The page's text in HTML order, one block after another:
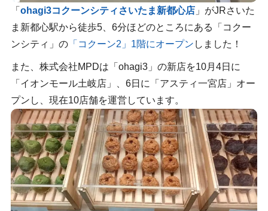
「 ohagi3コクーンシティさいたま新都心店」がJRさいた
ま新都心駅から徒歩5、6分ほどのところにある「コクー
ンシティ」の「コクーン2」1階にオープン しました！
また、株式会社MPDは「ohagi3」の新店を10月4日に
「イオンモール土岐店」、6日に「アスティ一宮店」オー
プンし、現在10店舗を運営しています。